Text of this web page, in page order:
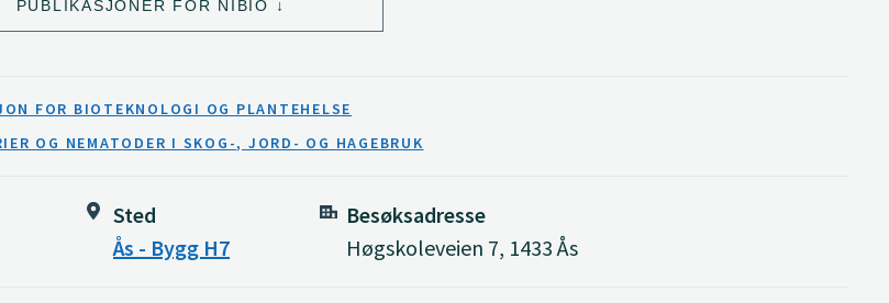
PUBLIKASJONER FOR NIBIO
FOR BIOTEKNOLOGI OG PLANTEHELSE
OG NEMATODER I SKOG-, JORD- OG HAGEBRUK
Sted
Ås - Bygg H7
Besøksadresse
Høgskoleveien 7, 1433 Ås